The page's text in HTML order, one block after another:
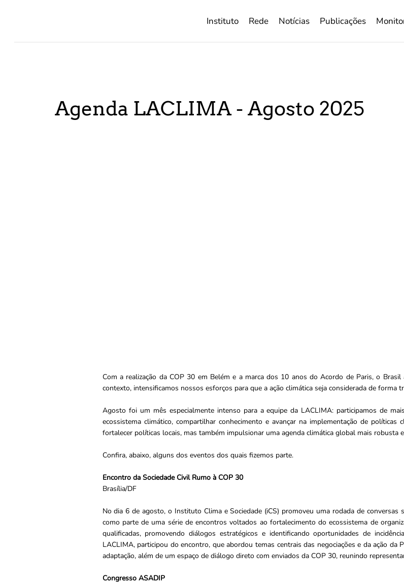
Instituto Rede Notícias Publicações
Agenda LACLIMA - Agosto 2025
Com a realização da COP 30 em Belém e a marca dos 10 anos do Acordo de Paris, o
contexto, intensificamos nossos esforços para que a ação climática seja considerada de forma
Agosto foi um mês especialmente intenso para a equipe da LACLIMA: participamos de
ecossistema climático, compartilhar conhecimento e avançar na implementação de políticas
fortalecer políticas locais, mas também impulsionar uma agenda climática global mais robusta
Confira, abaixo, alguns dos eventos dos quais fizemos parte.
Encontro da Sociedade Civil Rumo à COP 30
Brasília/DF
No dia 6 de agosto, o Instituto Clima e Sociedade (iCS) promoveu uma rodada de
como parte de uma série de encontros voltados ao fortalecimento do ecossistema de
qualificadas, promovendo diálogos estratégicos e identificando oportunidades de
LACLIMA, participou do encontro, que abordou temas centrais das negociações e da ação da
adaptação, além de um espaço de diálogo direto com enviados da COP 30, reunindo
Congresso ASADIP